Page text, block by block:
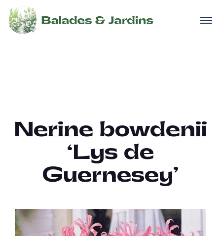
Nerine bowdenii
‘Lys de
Guernesey’